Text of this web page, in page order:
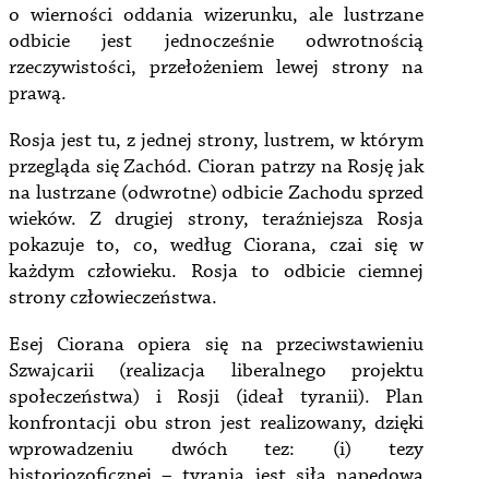
o wierności oddania wizerunku, ale lustrzane
odbicie jest jednocześnie odwrotnością
rzeczywistości, przełożeniem lewej strony na
prawą.
Rosja jest tu, z jednej strony, lustrem, w którym
przegląda się Zachód. Cioran patrzy na Rosję jak
na lustrzane (odwrotne) odbicie Zachodu sprzed
wieków. Z drugiej strony, teraźniejsza Rosja
pokazuje to, co, według Ciorana, czai się w
każdym człowieku. Rosja to odbicie ciemnej
strony człowieczeństwa.
Esej Ciorana opiera się na przeciwstawieniu
Szwajcarii (realizacja liberalnego projektu
społeczeństwa) i Rosji (ideał tyranii). Plan
konfrontacji obu stron jest realizowany, dzięki
wprowadzeniu dwóch tez: (i) tezy